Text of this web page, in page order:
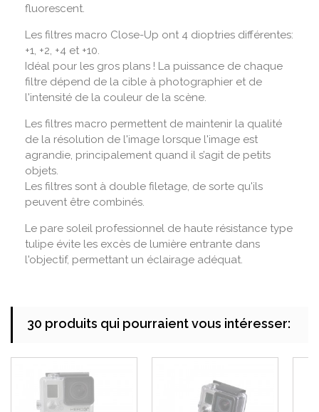
fluorescent.
Les filtres macro Close-Up ont 4 dioptries différentes:
+1, +2, +4 et +10.
Idéal pour les gros plans ! La puissance de chaque
filtre dépend de la cible à photographier et de
l'intensité de la couleur de la scène.
Les filtres macro permettent de maintenir la qualité
de la résolution de l'image lorsque l'image est
agrandie, principalement quand il s’agit de petits
objets.
Les filtres sont à double filetage, de sorte qu'ils
peuvent être combinés.
Le pare soleil professionnel de haute résistance type
tulipe évite les excès de lumière entrante dans
l'objectif, permettant un éclairage adéquat.
30 produits qui pourraient vous intéresser: